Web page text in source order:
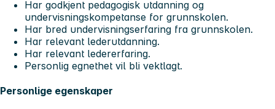
Har godkjent pedagogisk utdanning og
undervisningskompetanse for grunnskolen.
Har bred undervisningserfaring fra grunnskolen.
Har relevant lederutdanning.
Har relevant ledererfaring.
Personlig egnethet vil bli vektlagt.
Personlige egenskaper